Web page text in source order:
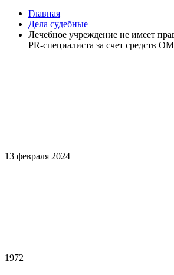
Главная
Дела судебные
Лечебное учреждение не имеет
PR-специалиста за счет средств
13 февраля 2024
1972